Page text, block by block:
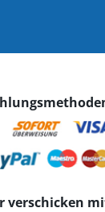
verschicken